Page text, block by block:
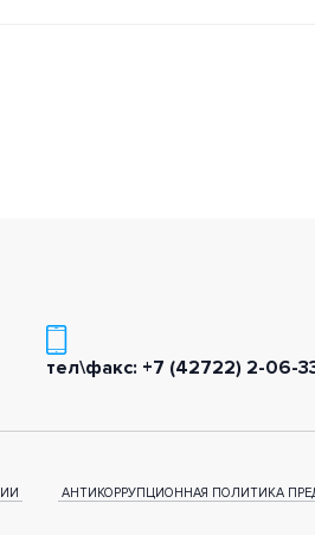
тел\факс: +7 (42722) 2-06-
АНТИКОРРУПЦИОННАЯ ПОЛИТИКА